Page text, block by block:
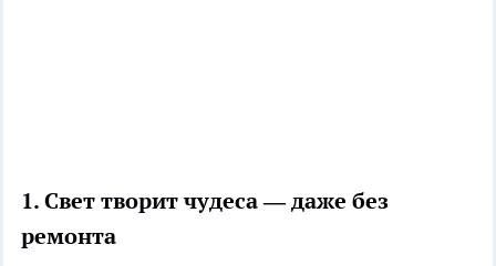
1. Свет творит чудеса — даже без
ремонта